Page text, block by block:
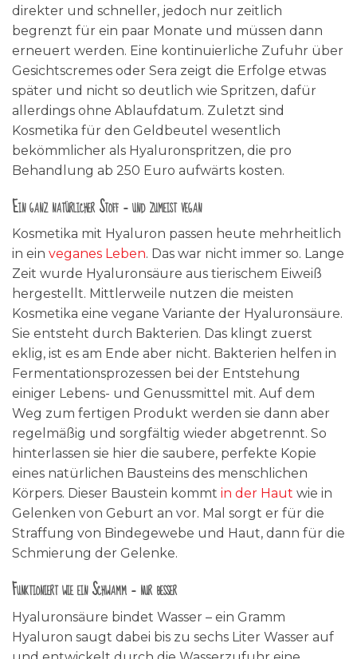
direkter und schneller, jedoch nur zeitlich
begrenzt für ein paar Monate und müssen dann
erneuert werden. Eine kontinuierliche Zufuhr über
Gesichtscremes oder Sera zeigt die Erfolge etwas
später und nicht so deutlich wie Spritzen, dafür
allerdings ohne Ablaufdatum. Zuletzt sind
Kosmetika für den Geldbeutel wesentlich
bekömmlicher als Hyaluronspritzen, die pro
Behandlung ab 250 Euro aufwärts kosten.
Ein ganz natürlicher Stoff – und zumeist vegan
Kosmetika mit Hyaluron passen heute mehrheitlich
in ein veganes Leben. Das war nicht immer so. Lange
Zeit wurde Hyaluronsäure aus tierischem Eiweiß
hergestellt. Mittlerweile nutzen die meisten
Kosmetika eine vegane Variante der Hyaluronsäure.
Sie entsteht durch Bakterien. Das klingt zuerst
eklig, ist es am Ende aber nicht. Bakterien helfen in
Fermentationsprozessen bei der Entstehung
einiger Lebens- und Genussmittel mit. Auf dem
Weg zum fertigen Produkt werden sie dann aber
regelmäßig und sorgfältig wieder abgetrennt. So
hinterlassen sie hier die saubere, perfekte Kopie
eines natürlichen Bausteins des menschlichen
Körpers. Dieser Baustein kommt in der Haut wie in
Gelenken von Geburt an vor. Mal sorgt er für die
Straffung von Bindegewebe und Haut, dann für die
Schmierung der Gelenke.
Funktioniert wie ein Schwamm – nur besser
Hyaluronsäure bindet Wasser – ein Gramm
Hyaluron saugt dabei bis zu sechs Liter Wasser auf